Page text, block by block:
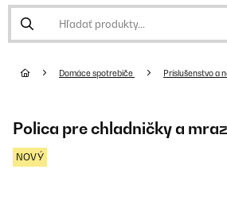
Domáce spotrebiče Príslušenstvo a
Polica pre chladničky a
NOVÝ